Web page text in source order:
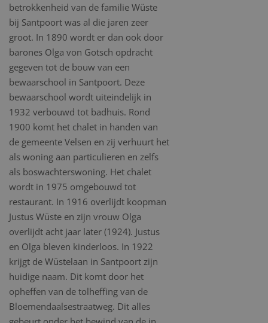
betrokkenheid van de familie Wüste
bij Santpoort was al die jaren zeer
groot. In 1890 wordt er dan ook door
barones Olga von Gotsch opdracht
gegeven tot de bouw van een
bewaarschool in Santpoort. Deze
bewaarschool wordt uiteindelijk in
1932 verbouwd tot badhuis. Rond
1900 komt het chalet in handen van
de gemeente Velsen en zij verhuurt het
als woning aan particulieren en zelfs
als boswachterswoning. Het chalet
wordt in 1975 omgebouwd tot
restaurant. In 1916 overlijdt koopman
Justus Wüste en zijn vrouw Olga
overlijdt acht jaar later (1924). Justus
en Olga bleven kinderloos. In 1922
krijgt de Wüstelaan in Santpoort zijn
huidige naam. Dit komt door het
opheffen van de tolheffing van de
Bloemendaalsestraatweg. Dit alles